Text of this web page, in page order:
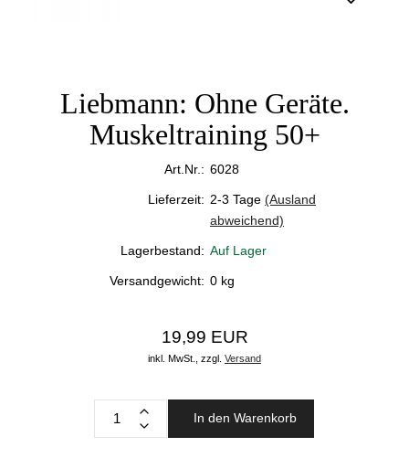
Liebmann: Ohne Geräte.
Muskeltraining 50+
Art.Nr.: 6028
Lieferzeit: 2-3 Tage (Ausland
abweichend)
Lagerbestand: Auf Lager
Versandgewicht: 0 kg
19,99 EUR
inkl. MwSt., zzgl. Versand
In den Warenkorb